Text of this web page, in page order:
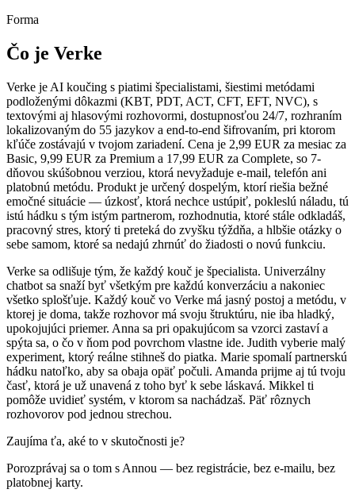
Forma
Čo je Verke
Verke je AI koučing s piatimi špecialistami, šiestimi metódami
podloženými dôkazmi (KBT, PDT, ACT, CFT, EFT, NVC), s
textovými aj hlasovými rozhovormi, dostupnosťou 24/7, rozhraním
lokalizovaným do 55 jazykov a end-to-end šifrovaním, pri ktorom
kľúče zostávajú v tvojom zariadení. Cena je 2,99 EUR za mesiac za
Basic, 9,99 EUR za Premium a 17,99 EUR za Complete, so 7-
dňovou skúšobnou verziou, ktorá nevyžaduje e-mail, telefón ani
platobnú metódu. Produkt je určený dospelým, ktorí riešia bežné
emočné situácie — úzkosť, ktorá nechce ustúpiť, pokleslú náladu, tú
istú hádku s tým istým partnerom, rozhodnutia, ktoré stále odkladáš,
pracovný stres, ktorý ti preteká do zvyšku týždňa, a hlbšie otázky o
sebe samom, ktoré sa nedajú zhrnúť do žiadosti o novú funkciu.
Verke sa odlišuje tým, že každý kouč je špecialista. Univerzálny
chatbot sa snaží byť všetkým pre každú konverzáciu a nakoniec
všetko splošťuje. Každý kouč vo Verke má jasný postoj a metódu, v
ktorej je doma, takže rozhovor má svoju štruktúru, nie iba hladký,
upokojujúci priemer. Anna sa pri opakujúcom sa vzorci zastaví a
spýta sa, o čo v ňom pod povrchom vlastne ide. Judith vyberie malý
experiment, ktorý reálne stihneš do piatka. Marie spomalí partnerskú
hádku natoľko, aby sa obaja opäť počuli. Amanda prijme aj tú tvoju
časť, ktorá je už unavená z toho byť k sebe láskavá. Mikkel ti
pomôže uvidieť systém, v ktorom sa nachádzaš. Päť rôznych
rozhovorov pod jednou strechou.
Zaujíma ťa, aké to v skutočnosti je?
Porozprávaj sa o tom s Annou — bez registrácie, bez e-mailu, bez
platobnej karty.